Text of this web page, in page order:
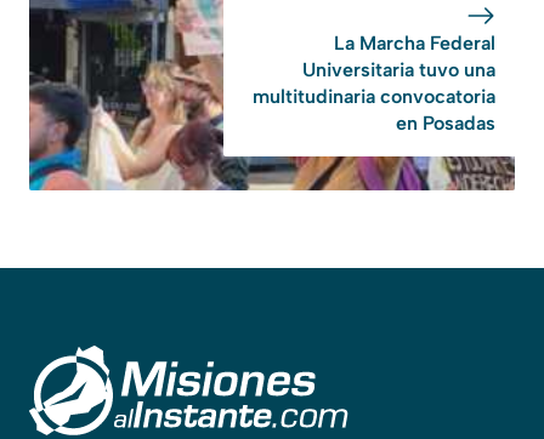
La Marcha Federal
Universitaria tuvo una
multitudinaria convocatoria
en Posadas